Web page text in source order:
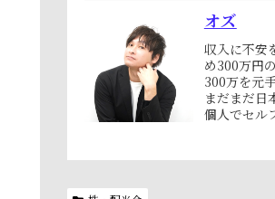
オズ
収入に不安
め300万円
300万を元
まだまだ日
個人でセル